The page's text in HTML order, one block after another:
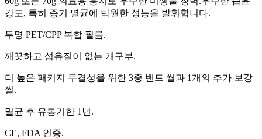
강도, 특히 증기 멸균에 탁월한 성능을 발휘합니다.
투명 PET/CPP 복합 필름.
깨끗하고 섬유질이 없는 개구부.
더 높은 패키지 무결성을 위한 3중 밴드 씰과 1개의 추가 보강
씰.
멸균 후 유통기한 1년.
CE, FDA 인증.